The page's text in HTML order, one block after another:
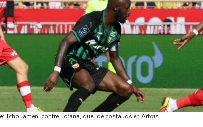
Tchouameni contre Fofana, duel de costauds en Artois